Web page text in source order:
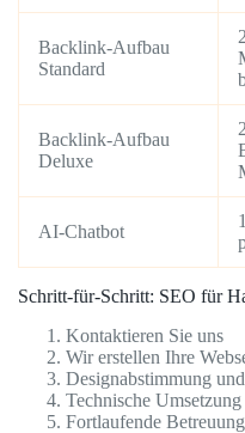
Backlink-Aufbau
Standard
Backlink-Aufbau
Deluxe
AI-Chatbot
Schritt-für-Schritt: SEO für
Kontaktieren Sie uns
Wir erstellen Ihre
Designabstimmung
Technische
Fortlaufende